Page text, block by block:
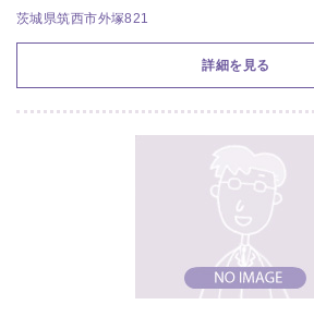
茨城県筑西市外塚821
詳細を見る